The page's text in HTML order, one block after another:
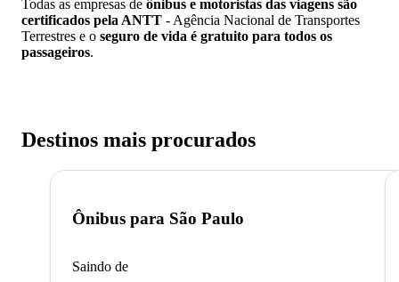
Todas as empresas de ônibus e motoristas das viagens são
certificados pela ANTT - Agência Nacional de Transportes
Terrestres e o seguro de vida é gratuito para todos os
passageiros.
Destinos mais procurados
Ônibus para São Paulo
Saindo de